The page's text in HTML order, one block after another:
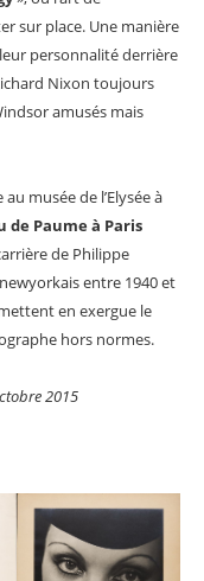
sur place. Une manière
personnalité derrière
Nixon toujours
amusés mais
musée de l’Elysée à
de Paume à Paris
de Philippe
entre 1940 et
en exergue le
hors normes.
2015